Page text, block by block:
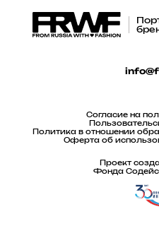
Согласие на
Политика в отношении
Оферта об
Проект
Фонда